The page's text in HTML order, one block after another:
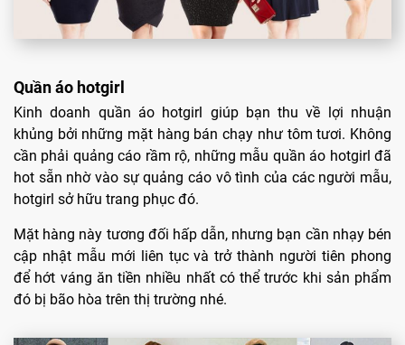
Quần áo hotgirl
Kinh doanh quần áo hotgirl giúp bạn thu về lợi nhuận
khủng bởi những mặt hàng bán chạy như tôm tươi. Không
cần phải quảng cáo rầm rộ, những mẫu quần áo hotgirl đã
hot sẵn nhờ vào sự quảng cáo vô tình của các người mẫu,
hotgirl sở hữu trang phục đó.
Mặt hàng này tương đối hấp dẫn, nhưng bạn cần nhạy bén
cập nhật mẫu mới liên tục và trở thành người tiên phong
để hớt váng ăn tiền nhiều nhất có thể trước khi sản phẩm
đó bị bão hòa trên thị trường nhé.